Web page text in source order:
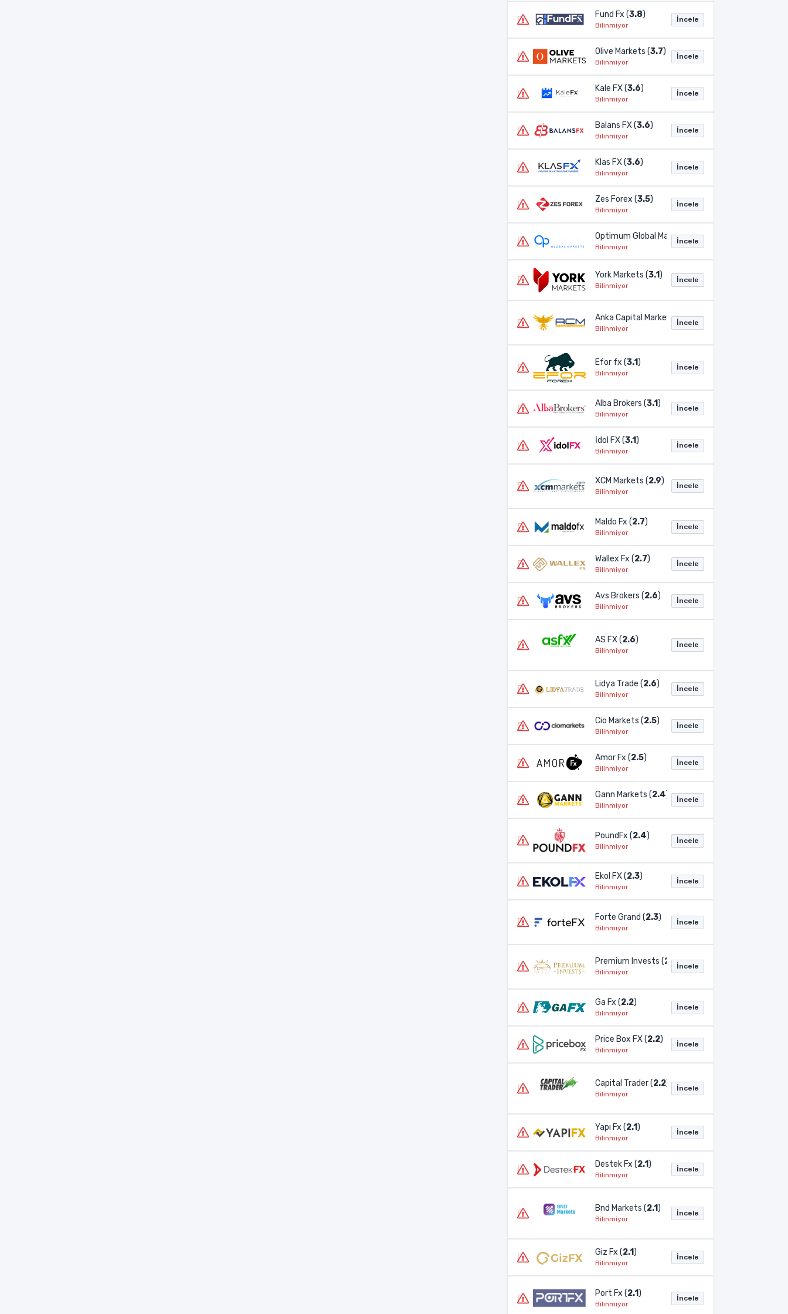
Fund Fx (3.8)
Bilinmiyor
İncele
Olive Markets (3.7)
Bilinmiyor
İncele
Kale FX (3.6)
Bilinmiyor
İncele
Balans FX (3.6)
Bilinmiyor
İncele
Klas FX (3.6)
Bilinmiyor
İncele
Zes Forex (3.5)
Bilinmiyor
İncele
Optimum Global Markets (3.2
Bilinmiyor
İncele
York Markets (3.1)
Bilinmiyor
İncele
Anka Capital Markets (3.1)
Bilinmiyor
İncele
Efor fx (3.1)
Bilinmiyor
İncele
Alba Brokers (3.1)
Bilinmiyor
İncele
İdol FX (3.1)
Bilinmiyor
İncele
XCM Markets (2.9)
Bilinmiyor
İncele
Maldo Fx (2.7)
Bilinmiyor
İncele
Wallex Fx (2.7)
Bilinmiyor
İncele
Avs Brokers (2.6)
Bilinmiyor
İncele
AS FX (2.6)
Bilinmiyor
İncele
Lidya Trade (2.6)
Bilinmiyor
İncele
Cio Markets (2.5)
Bilinmiyor
İncele
Amor Fx (2.5)
Bilinmiyor
İncele
Gann Markets (2.4)
Bilinmiyor
İncele
PoundFx (2.4)
Bilinmiyor
İncele
Ekol FX (2.3)
Bilinmiyor
İncele
Forte Grand (2.3)
Bilinmiyor
İncele
Premium Invests (2.3)
Bilinmiyor
İncele
Ga Fx (2.2)
Bilinmiyor
İncele
Price Box FX (2.2)
Bilinmiyor
İncele
Capital Trader (2.2)
Bilinmiyor
İncele
Yapı Fx (2.1)
Bilinmiyor
İncele
Destek Fx (2.1)
Bilinmiyor
İncele
Bnd Markets (2.1)
Bilinmiyor
İncele
Giz Fx (2.1)
Bilinmiyor
İncele
Port Fx (2.1)
Bilinmiyor
İncele